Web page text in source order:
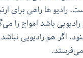
رادیو ها راهی برای
باشد امواج را
اگر هم رادیویی نباشد